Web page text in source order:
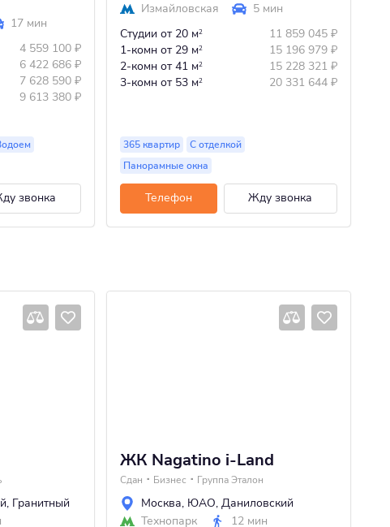
17 мин
4 559 100 ₽
6 422 686 ₽
7 628 590 ₽
9 613 380 ₽
звонка
Измайловская
5 мин
Студии от 20 м2 11 859 045 ₽
1-комн от 29 м2 15 196 979 ₽
2-комн от 41 м2 15 228 321 ₽
3-комн от 53 м2 20 331 644 ₽
365 квартир
С отделкой
Панорамные окна
Телефон Жду звонка
, Гранитный
ЖК Nagatino i-Land
Сдан Бизнес Группа Эталон
Москва, ЮАО, Даниловский
Технопарк
12 мин